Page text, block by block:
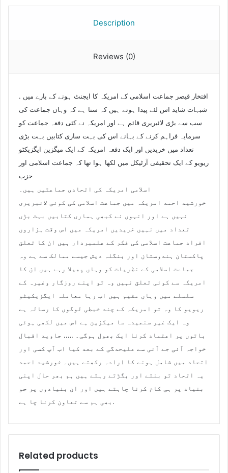
Description
Reviews (0)
. افتخار قیصر جماعت اسلامی کے امریکہ کا ایجنٹ ہونے کے بارے میں
شبہات شاید اس لئے پیدا ہوتے ہیں کہ سنا ہے کہ وہاں جماعت کی
سب سے بڑی لائبریری قائم ہے اور امریکہ نے کئی دفعہ جماعت کو
سرمایہ فراہم کرنے کے بہانے اس کی بہت ساری کتابیں بہت بڑی
تعداد میں خریدیں اور ایک دفعہ امریکہ کے ایک میگزین ایگزیکٹو
ریویو کے ایک تحقیقی آرٹیکل میں لکھا ہوا تھا کہ جماعت اسلامی اور
حزب
اسلامی امریکہ کی اتحادی جماعتیں ہیں۔
خورشید احمد امریکہ میں جماعت اسلامی کی کوئی لائبریری
نہیں ہے اور انہوں نے کبھی ہماری کتابیں بہت بڑی
تعداد میں نہیں خریدیں امریکہ میں اس وقت ہزاروں
افراد جماعت اسلامی کی فکر کے علمبردار ہیں ان کا تعلق
پاکستان ہندوستان اور بنگلہ دیش جیسے ممالک سے ہے وہ
جماعت اسلامی کے نظریات کو وہاں پھیلا رہے ہیں ان کا
امریکہ سے کوئی تعلق نہیں وہ تو اپنے روزگار وغیرہ کے
سلسلے میں وہاں مقیم ہیں اب رہا معاملہ ایگزیکیٹو
ریویو کا وہ تو امریکہ کے چند خبطی لوگوں کا رسالہ ہے
وہ ایک غیر سنجیدہ سا میگزین ہے اس میں لکھی ہوئی
باتوں پر اعتماد کرنا ایک بھول ہوگی۔ ….. جاوید اقبال
خواجہ آئی جے آئی سے علیحدگی کے بعد کیا اب آپ کسی اور
اتحاد میں شامل ہونے کا ارادہ رکھتے ہیں۔ خورشید احمد
یہ اتحاد تو بنتے اور بگڑتے رہتے ہیں ہم بھر حال اپنی
بنیاد پر ہی کام کرنا چاہتے ہیں اور ان بنیادوں پر جو
بھی ہم سے تعاون کرنا چا ہے.
Related products